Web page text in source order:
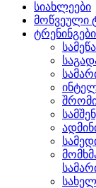
სიახლეები
მოწვეული
ტრენინგები